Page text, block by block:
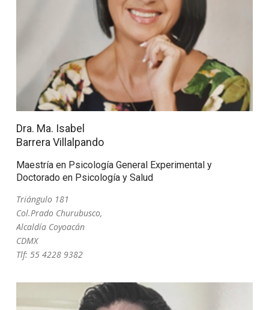
Dra. Ma. Isabel
Barrera Villalpando
Maestría en Psicología General Experimental y
Doctorado en Psicología y Salud
Triángulo 181
Col.Prado Churubusco,
Alcaldía Coyoacán
CDMX
Tlf: 55 4228 9382